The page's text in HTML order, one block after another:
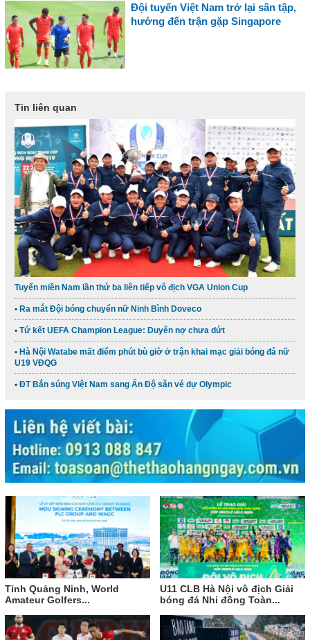
Đội tuyển Việt Nam trở lại sân tập,
hướng đến trận gặp Singapore
Tin liên quan
Tuyển miền Nam lần thứ ba liên tiếp vô địch VGA Union Cup
Ra mắt Đội bóng chuyển nữ Ninh Bình Doveco
Tứ kết UEFA Champion League: Duyên nợ chưa dứt
Hà Nội Watabe mất điểm phút bù giờ ở trận khai mạc giải bóng đá nữ
U19 VĐQG
ĐT Bắn súng Việt Nam sang Ấn Độ săn vé dự Olympic
Tỉnh Quảng Ninh, World
Amateur Golfers...
U11 CLB Hà Nội vô địch Giải
bóng đá Nhi đồng Toàn...